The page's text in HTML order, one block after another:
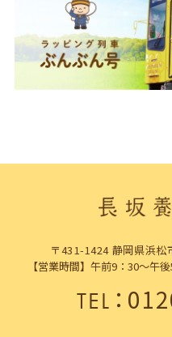
〒431-1424 静岡県浜
【営業時間】午前9：30～午
TEL：